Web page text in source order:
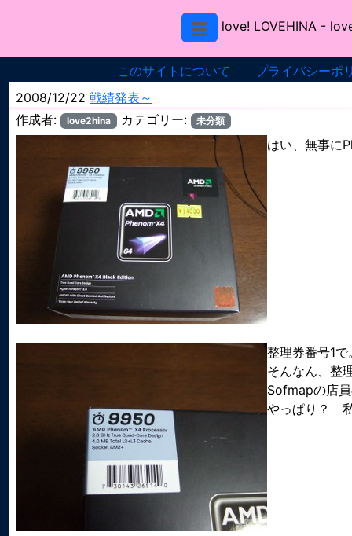
love! LOVEHINA -
このサイトについて
プライバシーポ
2008/12/22 戦績発表～
作成者:
love2hina カテゴリー: 未分類
はい、無事に
整理券番号1で
そんなん、整
Sofmapの店
やっぱり？